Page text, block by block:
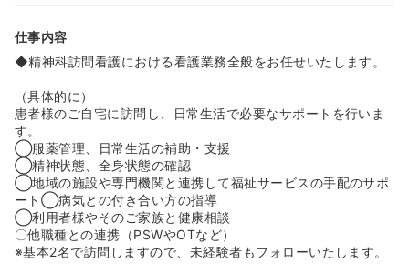
仕事内容
◆精神科訪問看護における看護業務全般をお任せいたします。
（具体的に）
患者様のご自宅に訪問し、日常生活で必要なサポートを行いま
す。
◯服薬管理、日常生活の補助・支援
◯精神状態、全身状態の確認
◯地域の施設や専門機関と連携して福祉サービスの手配のサポ
ート◯病気との付き合い方の指導
◯利用者様やそのご家族と健康相談
〇他職種との連携（PSWやOTなど）
※基本2名で訪問しますので、未経験者もフォローいたします。